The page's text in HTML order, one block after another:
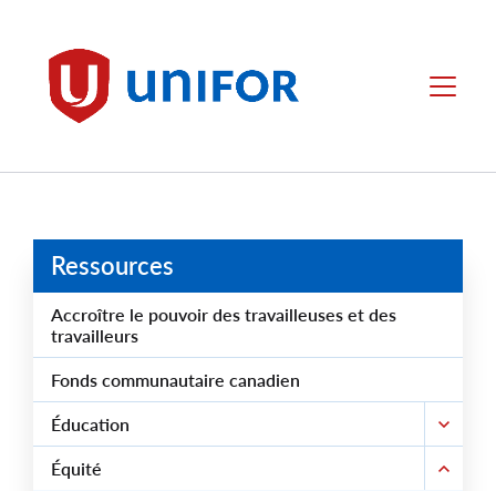
Unifor Menu
Ressources
Accroître le pouvoir des travailleuses et des
travailleurs
Fonds communautaire canadien
Éducation
Équité